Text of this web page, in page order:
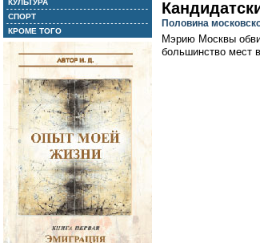
КУЛЬТУРА
СПОРТ
КРОМЕ ТОГО
Половина
Мэрию Москвы
большинство мест